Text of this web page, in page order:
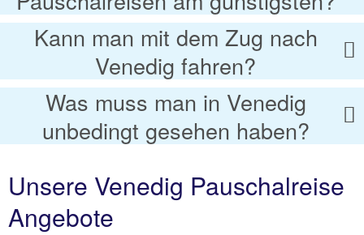
Kann man mit dem Zug nach
Venedig fahren?
Was muss man in Venedig
unbedingt gesehen haben?
Unsere Venedig Pauschalreise
Angebote